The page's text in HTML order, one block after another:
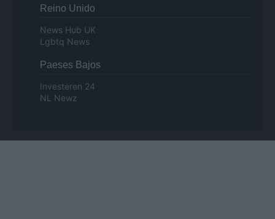
Reino Unido
News Hub UK
Lgbtq News
Paeses Bajos
Investeren 24
NL Newz